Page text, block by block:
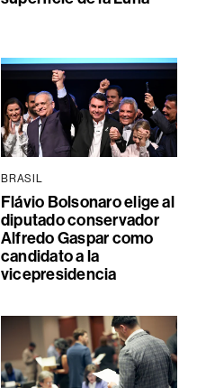
BRASIL
Flávio Bolsonaro elige al
diputado conservador
Alfredo Gaspar como
candidato a la
vicepresidencia